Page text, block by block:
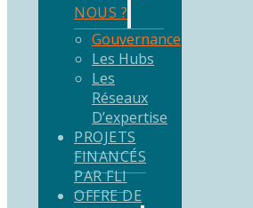
NOUS ?
Gouvernance
Les Hubs
Les
Réseaux
D’expertise
PROJETS
FINANCÉS
PAR FLI
OFFRE DE